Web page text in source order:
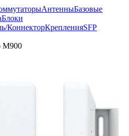
АнтенныБазовые
Блоки
КоннекторКрепленияSFP
M900